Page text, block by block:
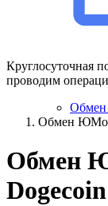
Круглосуточная
проводим
Обмен
Обмен
Обмен